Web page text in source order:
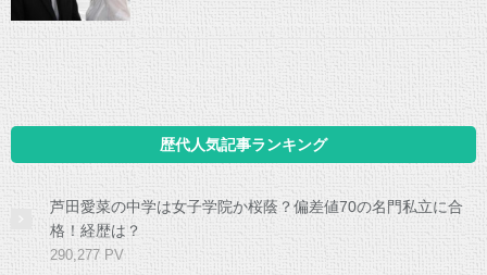
歴代人気記事ランキング
芦田愛菜の中学は女子学院か桜蔭？偏差値70の名門私立に合
格！経歴は？
290,277 PV